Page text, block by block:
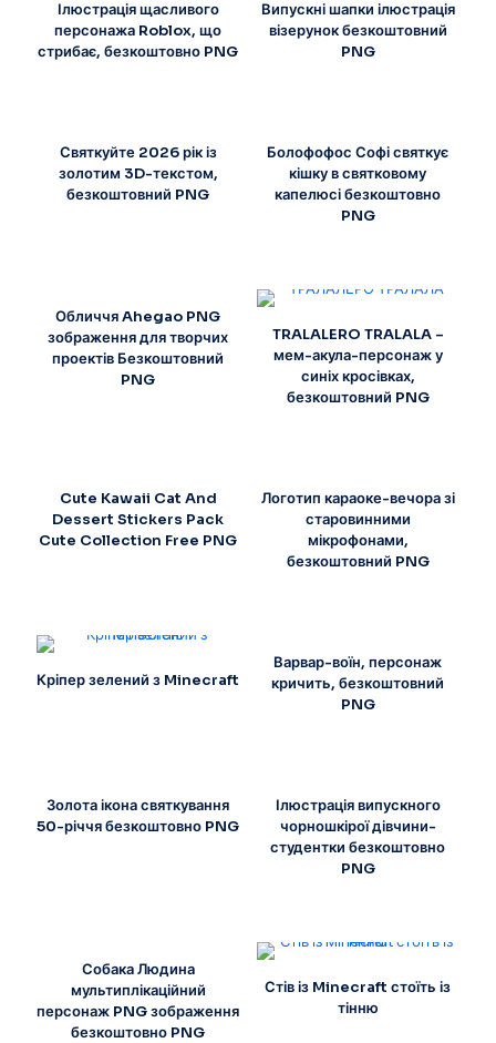
Ілюстрація щасливого
персонажа Roblox, що
стрибає, безкоштовно PNG
Випускні шапки ілюстрація
візерунок безкоштовний
PNG
Святкуйте 2026 рік із
золотим 3D-текстом,
безкоштовний PNG
Болофофос Софі святкує
кішку в святковому
капелюсі безкоштовно
PNG
Обличчя Ahegao PNG
зображення для творчих
проектів Безкоштовний
PNG
TRALALERO TRALALA –
мем-акула-персонаж у
синіх кросівках,
безкоштовний PNG
Cute Kawaii Cat And
Dessert Stickers Pack
Cute Collection Free PNG
Логотип караоке-вечора зі
старовинними
мікрофонами,
безкоштовний PNG
Кріпер зелений з Minecraft
Варвар-воїн, персонаж
кричить, безкоштовний
PNG
Золота ікона святкування
50-річчя безкоштовно PNG
Ілюстрація випускного
чорношкірої дівчини-
студентки безкоштовно
PNG
Собака Людина
мультиплікаційний
персонаж PNG зображення
безкоштовно PNG
Стів із Minecraft стоїть із
тінню